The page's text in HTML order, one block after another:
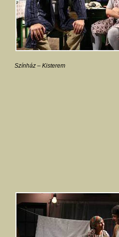
Színház – Kisterem